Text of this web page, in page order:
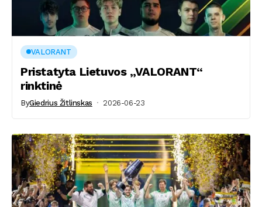
VALORANT
Pristatyta Lietuvos „VALORANT“
rinktinė
ByGiedrius Žitlinskas 2026-06-23